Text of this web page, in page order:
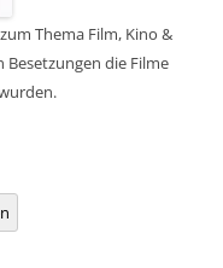
Thema Film, Kino &
Besetzungen die Filme